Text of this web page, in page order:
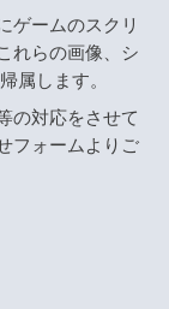
ゲームのスクリ
れらの画像、シ
属します。
の対応をさせて
フォームよりご